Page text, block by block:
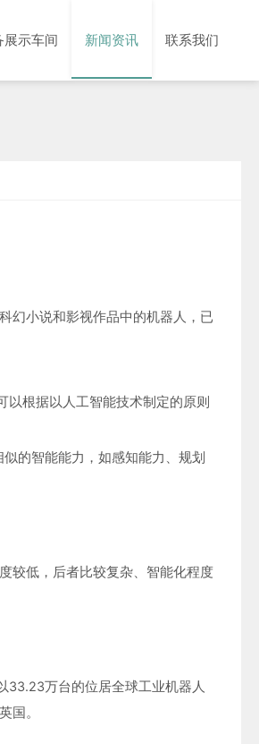
展示车间 新闻资讯 联系我们
幻小说和影视作品中的机器人，已
根据以人工智能技术制定的原则
的智能能力，如感知能力、规划
较低，后者比较复杂、智能化程度
33.23万台的位居全球工业机器人
国。